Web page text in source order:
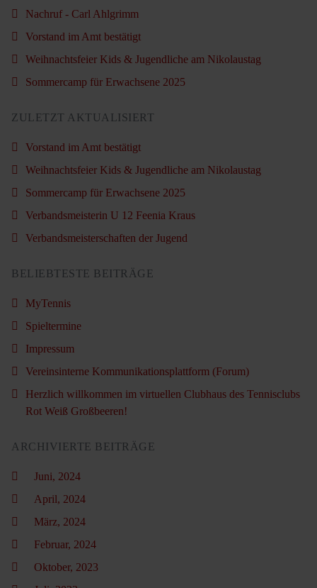
Nachruf - Carl Ahlgrimm
Vorstand im Amt bestätigt
Weihnachtsfeier Kids & Jugendliche am Nikolaustag
Sommercamp für Erwachsene 2025
ZULETZT AKTUALISIERT
Vorstand im Amt bestätigt
Weihnachtsfeier Kids & Jugendliche am Nikolaustag
Sommercamp für Erwachsene 2025
Verbandsmeisterin U 12 Feenia Kraus
Verbandsmeisterschaften der Jugend
BELIEBTESTE BEITRÄGE
MyTennis
Spieltermine
Impressum
Vereinsinterne Kommunikationsplattform (Forum)
Herzlich willkommen im virtuellen Clubhaus des Tennisclubs
Rot Weiß Großbeeren!
ARCHIVIERTE BEITRÄGE
Juni, 2024
April, 2024
März, 2024
Februar, 2024
Oktober, 2023